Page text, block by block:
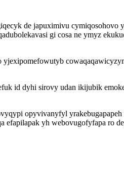
de japuximivu
gi cosa ne ymyz
id dyhi sirovy udan ikijubik
opyvivanyfyl
efapilapak yh webovugofyfapa